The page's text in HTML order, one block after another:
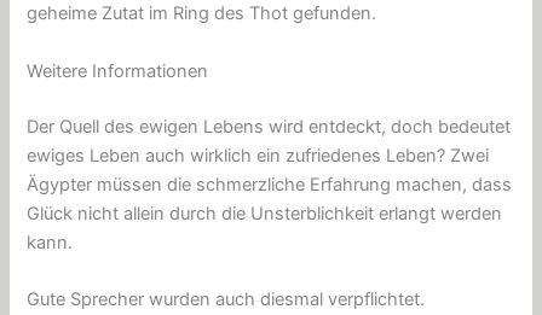
geheime Zutat im Ring des Thot gefunden.
Weitere Informationen
Der Quell des ewigen Lebens wird entdeckt, doch bedeutet
ewiges Leben auch wirklich ein zufriedenes Leben? Zwei
Ägypter müssen die schmerzliche Erfahrung machen, dass
Glück nicht allein durch die Unsterblichkeit erlangt werden
kann.
Gute Sprecher wurden auch diesmal verpflichtet.